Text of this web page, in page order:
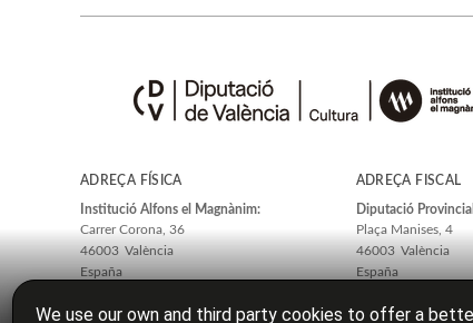
ADREÇA FÍSICA
Institució Alfons el Magnànim:
Carrer Corona, 36
46003 València
España
ADREÇA FISCAL
Diputació
Plaça Manises, 4
46003 València
España
We use our own and third party cookies to offer a